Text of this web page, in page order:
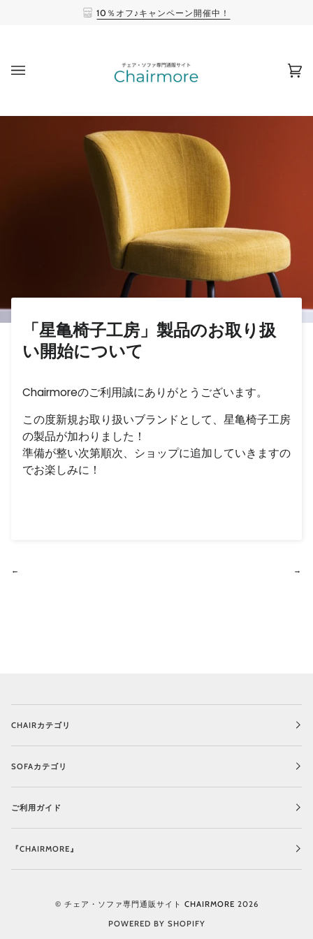
10％オフ♪キャンペーン開催中！
「星亀椅子工房」製品のお取り扱
い開始について
Chairmoreのご利用誠にありがとうございます。
この度新規お取り扱いブランドとして、星亀椅子工房
の製品が加わりました！
準備が整い次第順次、ショップに追加していきますの
でお楽しみに！
← →
CHAIRカテゴリ
SOFAカテゴリ
ご利用ガイド
『CHAIRMORE』
© チェア・ソファ専門通販サイト CHAIRMORE 2026
POWERED BY SHOPIFY